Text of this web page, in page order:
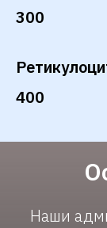
300
400
Наши